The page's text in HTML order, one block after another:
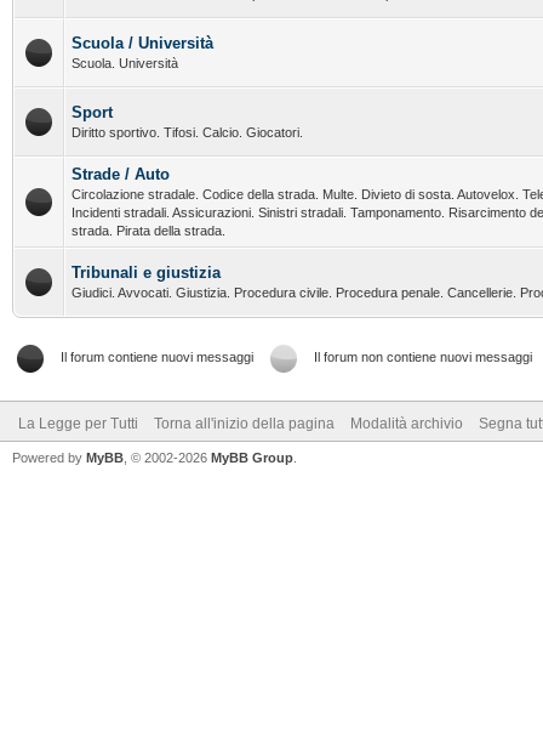
Scuola / Università
Scuola. Università
Sport
Diritto sportivo. Tifosi. Calcio. Giocatori.
Strade / Auto
Circolazione stradale. Codice della strada. Multe. Divieto di sosta. Autovelox.
Incidenti stradali. Assicurazioni. Sinistri stradali. Tamponamento. Risarcimento
strada. Pirata della strada.
Tribunali e giustizia
Giudici. Avvocati. Giustizia. Procedura civile. Procedura penale. Cancellerie.
Il forum contiene nuovi messaggi Il forum non contiene nuovi messaggi
La Legge per Tutti Torna all'inizio della pagina Modalità archivio Segna
Powered by MyBB , © 2002-2026 MyBB Group